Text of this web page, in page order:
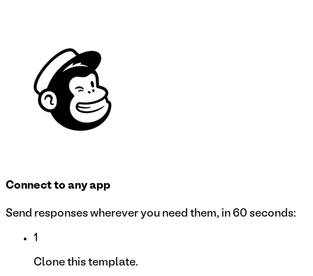
Connect to any app
Send responses wherever you need them, in 60 seconds:
1
Clone this template.